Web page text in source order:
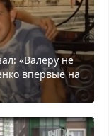
«Валеру не
впервые на